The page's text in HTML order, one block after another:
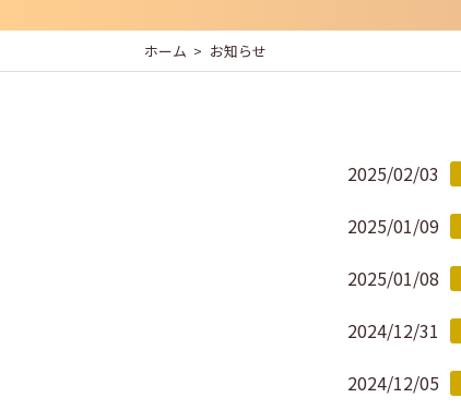
ホーム お知らせ
2025/02/03
2025/01/09
2025/01/08
2024/12/31
2024/12/05